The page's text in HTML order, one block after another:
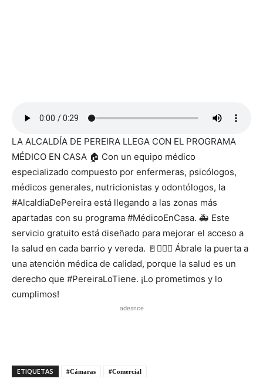
LA ALCALDÍA DE PEREIRA LLEGA CON EL PROGRAMA
MÉDICO EN CASA 🏠 Con un equipo médico
especializado compuesto por enfermeras, psicólogos,
médicos generales, nutricionistas y odontólogos, la
#AlcaldíaDePereira está llegando a las zonas más
apartadas con su programa #MédicoEnCasa. 🚑 Este
servicio gratuito está diseñado para mejorar el acceso a
la salud en cada barrio y vereda. 🚪👩🏻‍⚕ Ábrale la puerta a
una atención médica de calidad, porque la salud es un
derecho que #PereiraLoTiene. ¡Lo prometimos y lo
cumplimos!
adesnce
ETIQUETAS #Cámaras #Comercial